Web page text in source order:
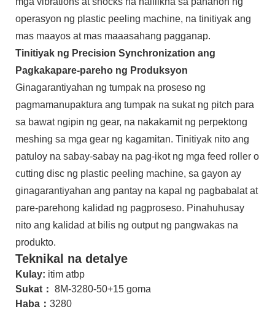
operasyon ng plastic peeling machine, na tinitiyak ang
mas maayos at mas maaasahang pagganap.
Tinitiyak ng Precision Synchronization ang
Pagkakapare-pareho ng Produksyon
Ginagarantiyahan ng tumpak na proseso ng
pagmamanupaktura ang tumpak na sukat ng pitch para
sa bawat ngipin ng gear, na nakakamit ng perpektong
meshing sa mga gear ng kagamitan. Tinitiyak nito ang
patuloy na sabay-sabay na pag-ikot ng mga feed roller o
cutting disc ng plastic peeling machine, sa gayon ay
ginagarantiyahan ang pantay na kapal ng pagbabalat at
pare-parehong kalidad ng pagproseso. Pinahuhusay
nito ang kalidad at bilis ng output ng pangwakas na
produkto.
Teknikal na detalye
Kulay: itim atbp
Sukat： 8M-3280-50+15 goma
Haba： 3280